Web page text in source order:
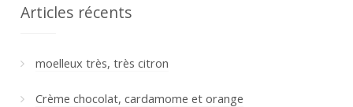
Articles récents
moelleux très, très citron
Crème chocolat, cardamome et orange